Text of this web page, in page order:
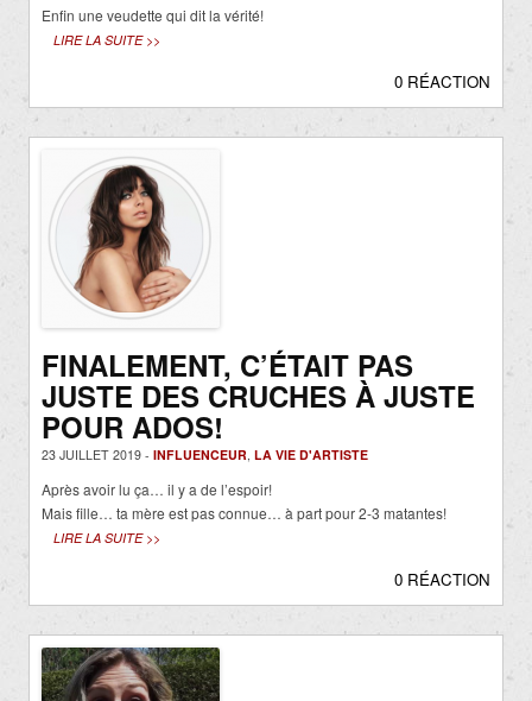
Enfin une veudette qui dit la vérité!
LIRE LA SUITE >>
0 RÉACTION
FINALEMENT, C’ÉTAIT PAS
JUSTE DES CRUCHES À JUSTE
POUR ADOS!
23 JUILLET 2019 - INFLUENCEUR, LA VIE D'ARTISTE
Après avoir lu ça… il y a de l’espoir!
Mais fille… ta mère est pas connue… à part pour 2-3 matantes!
LIRE LA SUITE >>
0 RÉACTION